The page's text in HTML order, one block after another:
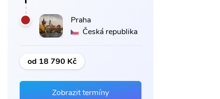
Praha
Česká republika
od 18 790 Kč
Zobrazit termíny